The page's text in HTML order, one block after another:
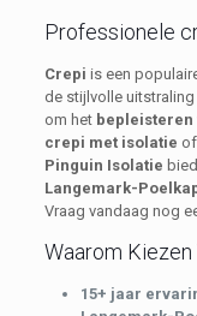
Professionele
Crepi is een
de stijlvolle
om het bepleisteren
crepi met isolatie
Pinguin Isolatie
Langemark-
Vraag vandaag nog
Waarom
15+ jaar